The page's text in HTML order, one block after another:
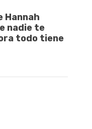
Hannah
nadie te
todo tiene